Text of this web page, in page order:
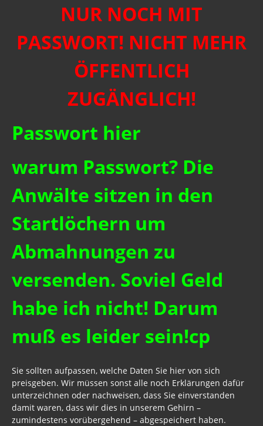
NUR NOCH MIT
PASSWORT! NICHT MEHR
ÖFFENTLICH
ZUGÄNGLICH!
Passwort hier
warum Passwort? Die
Anwälte sitzen in den
Startlöchern um
Abmahnungen zu
versenden. Soviel Geld
habe ich nicht! Darum
muß es leider sein!cp
Sie sollten aufpassen, welche Daten Sie hier von sich
preisgeben. Wir müssen sonst alle noch Erklärungen dafür
unterzeichnen oder nachweisen, dass Sie einverstanden
damit waren, dass wir dies in unserem Gehirn –
zumindestens vorübergehend – abgespeichert haben.